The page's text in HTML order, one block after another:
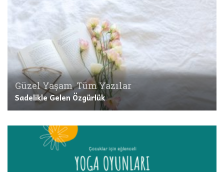
Güzel Yaşam,Tüm Yazılar
Sadelikle Gelen Özgürlük